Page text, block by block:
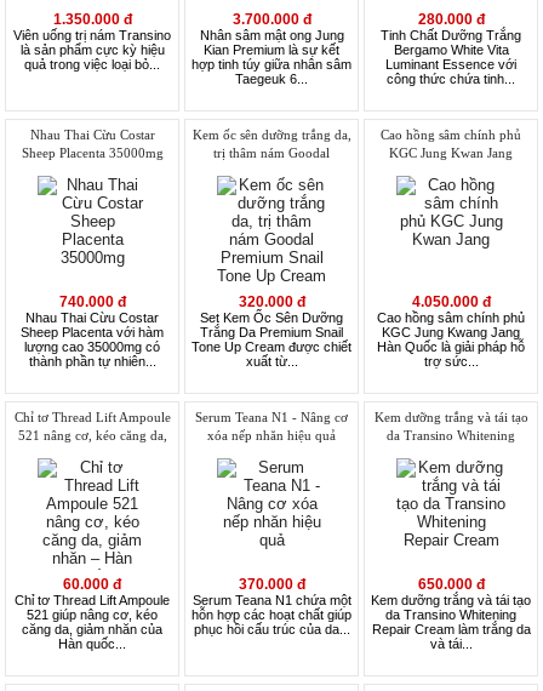
1.350.000 đ
Viên uống trị nám Transino
là sản phẩm cực kỳ hiệu
quả trong việc loại bỏ...
3.700.000 đ
Nhân sâm mật ong Jung
Kian Premium là sự kết
hợp tinh túy giữa nhân sâm
Taegeuk 6...
280.000 đ
Tinh Chất Dưỡng Trắng
Bergamo White Vita
Luminant Essence với
công thức chứa tinh...
Nhau Thai Cừu Costar
Sheep Placenta 35000mg
740.000 đ
Nhau Thai Cừu Costar
Sheep Placenta với hàm
lượng cao 35000mg có
thành phần tự nhiên...
Kem ốc sên dưỡng trắng da,
trị thâm nám Goodal
Cream
320.000 đ
Set Kem Ốc Sên Dưỡng
Trắng Da Premium Snail
Tone Up Cream được chiết
xuất từ...
Cao hồng sâm chính phủ
KGC Jung Kwan Jang
4.050.000 đ
Cao hồng sâm chính phủ
KGC Jung Kwang Jang
Hàn Quốc là giải pháp hỗ
trợ sức...
Chỉ tơ Thread Lift Ampoule
521 nâng cơ, kéo căng da,
60.000 đ
Chỉ tơ Thread Lift Ampoule
521 giúp nâng cơ, kéo
căng da, giảm nhăn của
Hàn quốc...
Serum Teana N1 - Nâng cơ
xóa nếp nhăn hiệu quả
370.000 đ
Serum Teana N1 chứa một
hỗn hợp các hoạt chất giúp
phục hồi cấu trúc của da...
Kem dưỡng trắng và tái tạo
da Transino Whitening
650.000 đ
Kem dưỡng trắng và tái tạo
da Transino Whitening
Repair Cream làm trắng da
và tái...